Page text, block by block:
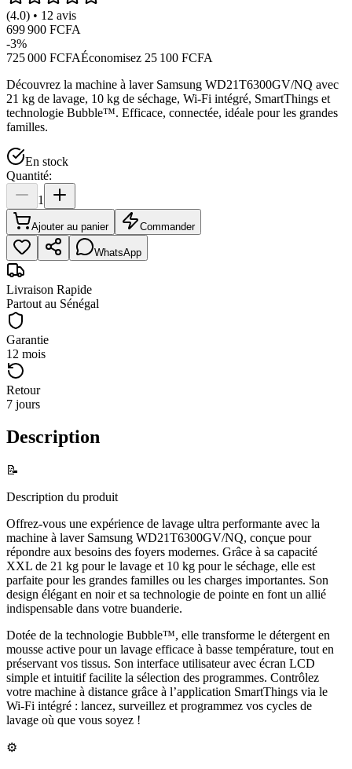
(4.0) • 12 avis
699 900 FCFA
-3%
725 000 FCFAÉconomisez 25 100 FCFA
Découvrez la machine à laver Samsung WD21T6300GV/NQ avec
21 kg de lavage, 10 kg de séchage, Wi-Fi intégré, SmartThings et
technologie Bubble™. Efficace, connectée, idéale pour les grandes
familles.
En stock
Quantité:
1
Ajouter au panier Commander
WhatsApp
Livraison Rapide
Partout au Sénégal
Garantie
12 mois
Retour
7 jours
Description
📝
Description du produit
Offrez-vous une expérience de lavage ultra performante avec la
machine à laver Samsung WD21T6300GV/NQ, conçue pour
répondre aux besoins des foyers modernes. Grâce à sa capacité
XXL de 21 kg pour le lavage et 10 kg pour le séchage, elle est
parfaite pour les grandes familles ou les charges importantes. Son
design élégant en noir et sa technologie de pointe en font un allié
indispensable dans votre buanderie.
Dotée de la technologie Bubble™, elle transforme le détergent en
mousse active pour un lavage efficace à basse température, tout en
préservant vos tissus. Son interface utilisateur avec écran LCD
simple et intuitif facilite la sélection des programmes. Contrôlez
votre machine à distance grâce à l’application SmartThings via le
Wi-Fi intégré : lancez, surveillez et programmez vos cycles de
lavage où que vous soyez !
⚙️